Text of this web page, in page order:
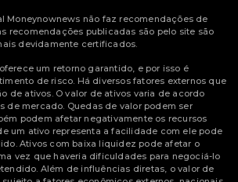
Moneynownews não faz recomendações de
recomendações publicadas são pelo site são
devidamente certificados.
um retorno garantido, e por isso é
de risco. Há diversos fatores externos que
de ativos. O valor de ativos varia de acordo
de mercado. Quedas de valor podem ser
podem afetar negativamente os recursos
um ativo representa a facilidade com ele pode
Ativos com baixa liquidez pode afetar o
vez que haveria dificuldades para negociá-lo
Além de influências diretas, o valor de